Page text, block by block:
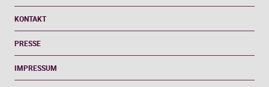
KONTAKT
PRESSE
IMPRESSUM